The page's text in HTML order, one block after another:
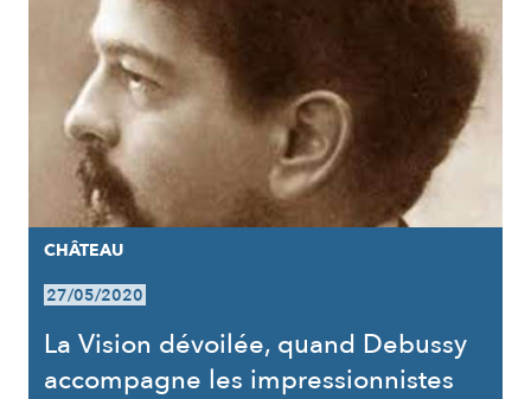
CHÂTEAU
27/05/2020
La Vision dévoilée, quand Debussy
accompagne les impressionnistes